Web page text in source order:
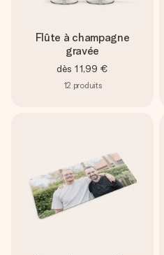
Flûte à champagne
gravée
dès 11,99 €
12 produits